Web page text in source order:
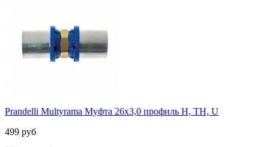
Prandelli Multyrama Муфта 26х3,0 профиль H, TH, U
499 руб